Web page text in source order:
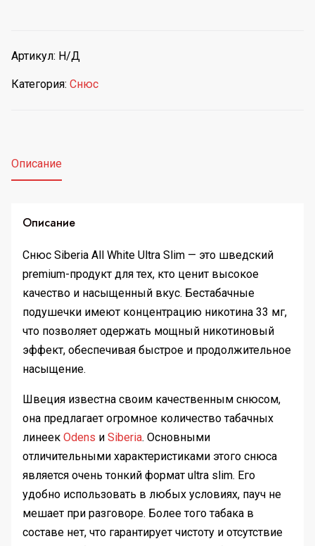
Артикул: Н/Д
Категория: Снюс
Описание
Описание
Снюс Siberia All White Ultra Slim — это шведский
premium-продукт для тех, кто ценит высокое
качество и насыщенный вкус. Бестабачные
подушечки имеют концентрацию никотина 33 мг,
что позволяет одержать мощный никотиновый
эффект, обеспечивая быстрое и продолжительное
насыщение.
Швеция известна своим качественным снюсом,
она предлагает огромное количество табачных
линеек Odens и Siberia. Основными
отличительными характеристиками этого снюса
является очень тонкий формат ultra slim. Его
удобно использовать в любых условиях, пауч не
мешает при разговоре. Более того табака в
составе нет, что гарантирует чистоту и отсутствие